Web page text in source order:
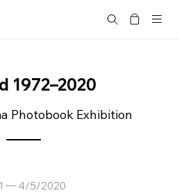
Search
1972–2020
Photobook Exhibition
4/5/2020